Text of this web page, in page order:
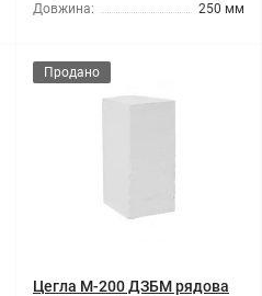
Довжина:
250 мм
Продано
Цегла М-200 ДЗБМ рядова